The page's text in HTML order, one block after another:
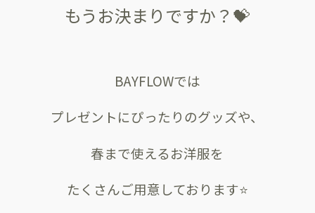
もうお決まりですか？💝
BAYFLOWでは
プレゼントにぴったりのグッズや、
春まで使えるお洋服を
たくさんご用意しております⭐️